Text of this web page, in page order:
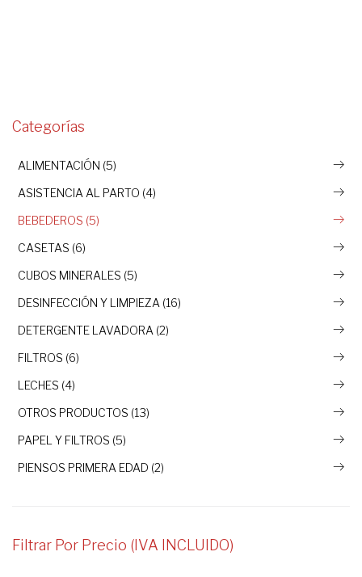
Categorías
ALIMENTACIÓN (5)
ASISTENCIA AL PARTO (4)
BEBEDEROS (5)
CASETAS (6)
CUBOS MINERALES (5)
DESINFECCIÓN Y LIMPIEZA (16)
DETERGENTE LAVADORA (2)
FILTROS (6)
LECHES (4)
OTROS PRODUCTOS (13)
PAPEL Y FILTROS (5)
PIENSOS PRIMERA EDAD (2)
Filtrar Por Precio (IVA INCLUIDO)